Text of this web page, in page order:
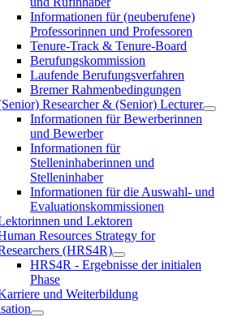
Informationen für (neuberufene)
Professorinnen und Professoren
Tenure-Track & Tenure-Board
Berufungskommission
Laufende Berufungsverfahren
Bremer Rahmenbedingungen
Researcher & (Senior) Lecturer
Informationen für Bewerberinnen
und Bewerber
Informationen für
Stelleninhaberinnen und
Stelleninhaber
Informationen für die Auswahl- und
Evaluationskommissionen
und Lektoren
Resources Strategy for
(HRS4R)
HRS4R - Ergebnisse der initialen
Phase
und Weiterbildung